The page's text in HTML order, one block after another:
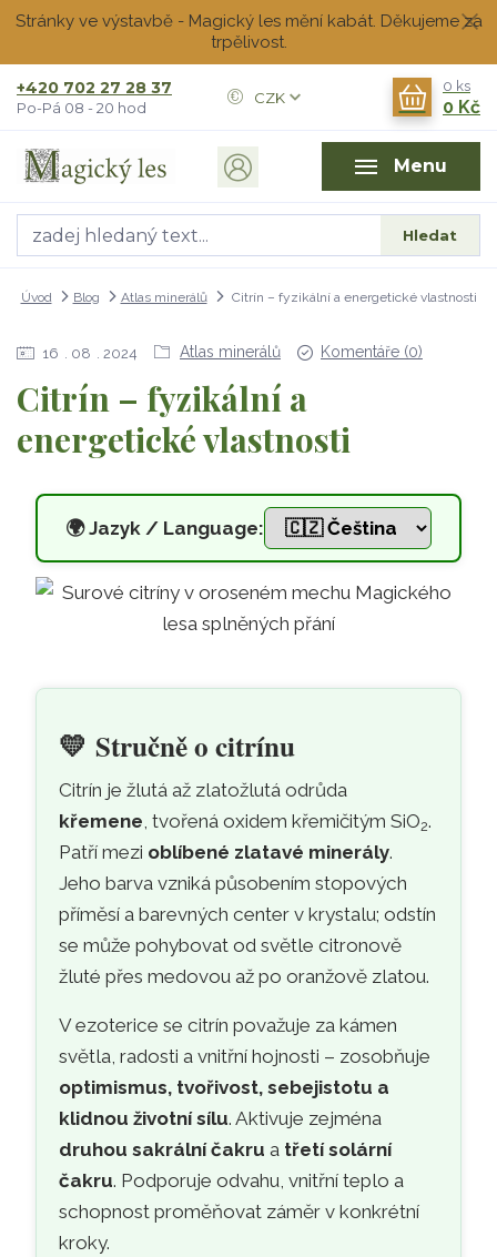
Stránky ve výstavbě - Magický les mění kabát. Děkujeme za
trpělivost.
Menu
CZK
Hledat
+420 702 27 28 37
Po-Pá 08 - 20 hod
0 ks
0 Kč
Úvod Blog Atlas minerálů Citrín – fyzikální a energetické vlastnosti
16 08 2024 Atlas minerálů Komentáře (0)
Citrín – fyzikální a
energetické vlastnosti
🌍Jazyk / Language:
Přeskočit na hlavní obsah
Citrín – fyzikální a
💛Stručně o citrínu
Citrín je žlutá až zlatožlutá odrůda
křemene, tvořená oxidem křemičitým SiO2.
Patří mezi oblíbené zlatavé minerály.
Jeho barva vzniká působením stopových
příměsí a barevných center v krystalu; odstín
se může pohybovat od světle citronově
žluté přes medovou až po oranžově zlatou.
V ezoterice se citrín považuje za kámen
světla, radosti a vnitřní hojnosti – zosobňuje
optimismus, tvořivost, sebejistotu a
klidnou životní sílu. Aktivuje zejména
druhou sakrální čakru a třetí solární
čakru. Podporuje odvahu, vnitřní teplo a
schopnost proměňovat záměr v konkrétní
kroky.